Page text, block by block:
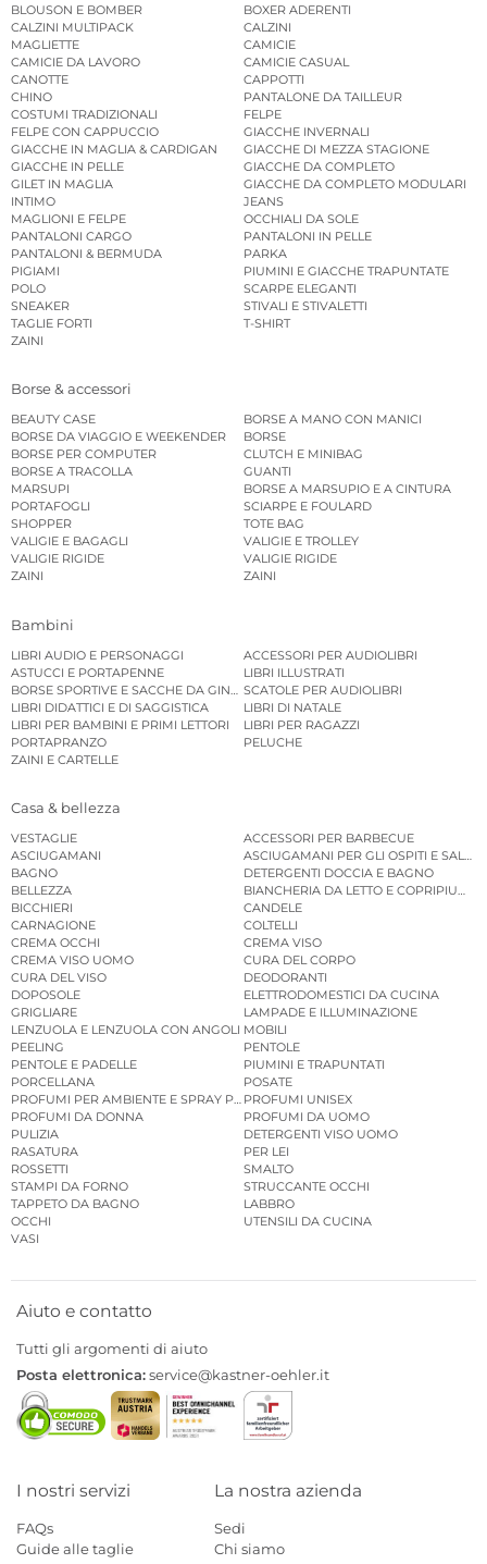
BLOUSON E BOMBER
BOXER ADERENTI
CALZINI MULTIPACK
CALZINI
MAGLIETTE
CAMICIE
CAMICIE DA LAVORO
CAMICIE CASUAL
CANOTTE
CAPPOTTI
CHINO
PANTALONE DA TAILLEUR
COSTUMI TRADIZIONALI
FELPE
FELPE CON CAPPUCCIO
GIACCHE INVERNALI
GIACCHE IN MAGLIA & CARDIGAN
GIACCHE DI MEZZA STAGIONE
GIACCHE IN PELLE
GIACCHE DA COMPLETO
GILET IN MAGLIA
GIACCHE DA COMPLETO MODULARI
INTIMO
JEANS
MAGLIONI E FELPE
OCCHIALI DA SOLE
PANTALONI CARGO
PANTALONI IN PELLE
PANTALONI & BERMUDA
PARKA
PIGIAMI
PIUMINI E GIACCHE TRAPUNTATE
POLO
SCARPE ELEGANTI
SNEAKER
STIVALI E STIVALETTI
TAGLIE FORTI
T-SHIRT
ZAINI
Borse & accessori
BEAUTY CASE
BORSE A MANO CON MANICI
BORSE DA VIAGGIO E WEEKENDER
BORSE
BORSE PER COMPUTER
CLUTCH E MINIBAG
BORSE A TRACOLLA
GUANTI
MARSUPI
BORSE A MARSUPIO E A CINTURA
PORTAFOGLI
SCIARPE E FOULARD
SHOPPER
TOTE BAG
VALIGIE E BAGAGLI
VALIGIE E TROLLEY
VALIGIE RIGIDE
VALIGIE RIGIDE
ZAINI
ZAINI
Bambini
LIBRI AUDIO E PERSONAGGI
ACCESSORI PER AUDIOLIBRI
ASTUCCI E PORTAPENNE
LIBRI ILLUSTRATI
BORSE SPORTIVE E SACCHE DA GINNASTICASCATOLE PER AUDIOLIBRI
LIBRI DIDATTICI E DI SAGGISTICA
LIBRI DI NATALE
LIBRI PER BAMBINI E PRIMI LETTORI
LIBRI PER RAGAZZI
PORTAPRANZO
PELUCHE
ZAINI E CARTELLE
Casa & bellezza
VESTAGLIE
ACCESSORI PER BARBECUE
ASCIUGAMANI
ASCIUGAMANI PER GLI OSPITI E
BAGNO
DETERGENTI DOCCIA E BAGNO
BELLEZZA
BIANCHERIA DA LETTO E COPRIPIUMINI
BICCHIERI
CANDELE
CARNAGIONE
COLTELLI
CREMA OCCHI
CREMA VISO
CREMA VISO UOMO
CURA DEL CORPO
CURA DEL VISO
DEODORANTI
DOPOSOLE
ELETTRODOMESTICI DA CUCINA
GRIGLIARE
LAMPADE E ILLUMINAZIONE
LENZUOLA E LENZUOLA CON ANGOLI MOBILI
PEELING
PENTOLE
PENTOLE E PADELLE
PIUMINI E TRAPUNTATI
PORCELLANA
POSATE
PROFUMI PER AMBIENTE E SPRAY PER AMBIENTE
PROFUMI UNISEX
PROFUMI DA DONNA
PROFUMI DA UOMO
PULIZIA
DETERGENTI VISO UOMO
RASATURA
PER LEI
ROSSETTI
SMALTO
STAMPI DA FORNO
STRUCCANTE OCCHI
TAPPETO DA BAGNO
LABBRO
OCCHI
UTENSILI DA CUCINA
VASI
Aiuto e contatto
Tutti gli argomenti di aiuto
Posta elettronica:service@kastner-oehler.it
I nostri servizi
FAQs
Guide alle taglie
La nostra azienda
Sedi
Chi siamo